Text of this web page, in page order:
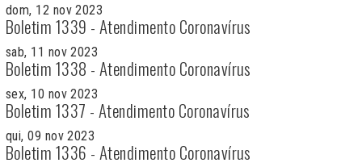
dom, 12 nov 2023
Boletim 1339 - Atendimento Coronavírus
sab, 11 nov 2023
Boletim 1338 - Atendimento Coronavírus
sex, 10 nov 2023
Boletim 1337 - Atendimento Coronavírus
qui, 09 nov 2023
Boletim 1336 - Atendimento Coronavírus